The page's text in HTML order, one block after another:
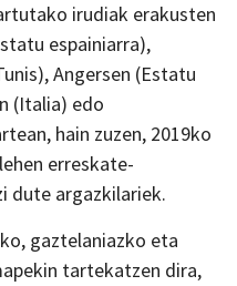
irudiak erakusten
espainiarra),
Angersen (Estatu
(Italia) edo
hain zuzen, 2019ko
erreskate-
dute argazkilariek.
gaztelaniazko eta
tartekatzen dira,